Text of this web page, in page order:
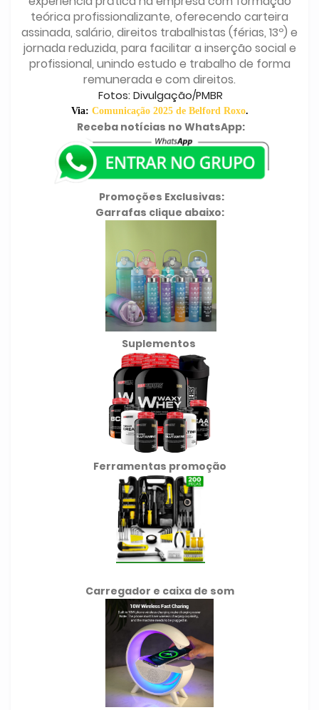
teórica profissionalizante, oferecendo carteira
assinada, salário, direitos trabalhistas (férias, 13º) e
jornada reduzida, para facilitar a inserção social e
profissional, unindo estudo e trabalho de forma
remunerada e com direitos.
Fotos: Divulgação/PMBR
Via: Comunicação 2025 de Belford Roxo.
Receba notícias no WhatsApp:
Promoções Exclusivas:
Garrafas clique abaixo:
Suplementos
Ferramentas promoção
Carregador e caixa de som